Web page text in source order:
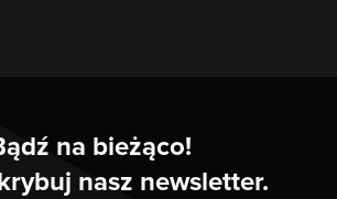
na bieżąco!
nasz newsletter.